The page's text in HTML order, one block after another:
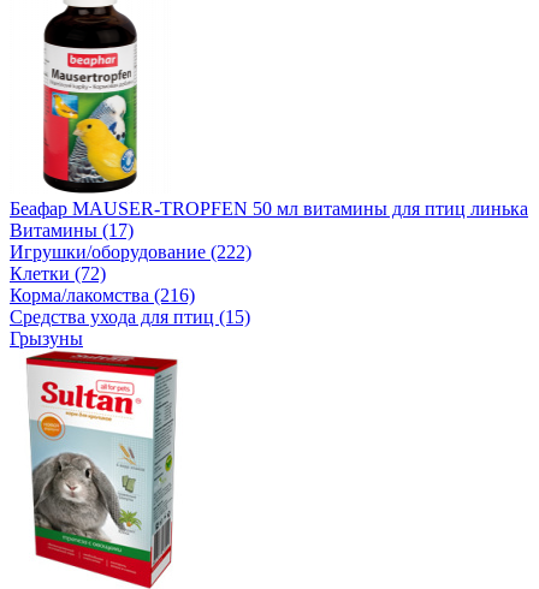
Беафар MAUSER-TROPFEN 50 мл витамины для птиц линька
Витамины (17)
Игрушки/оборудование (222)
Клетки (72)
Корма/лакомства (216)
Средства ухода для птиц (15)
Грызуны